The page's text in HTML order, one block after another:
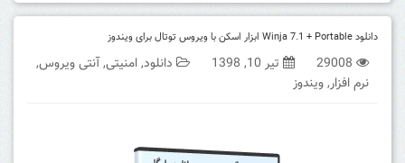
دانلود Winja 7.1 + Portable ابزار اسکن با ویروس توتال برای ویندوز
29008 تیر 10, 1398 دانلود,امنیتی,آنتی ویروس,
نرم افزار,ویندوز